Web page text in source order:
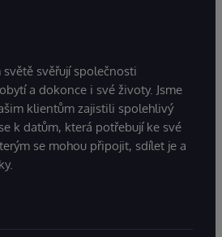
bezproblémový přechod,
svěřují společnosti
a dokonce i své životy. Jsme
klientům zajistili spolehlivý
k datům, která potřebují ke své
se mohou připojit, sdílet je a